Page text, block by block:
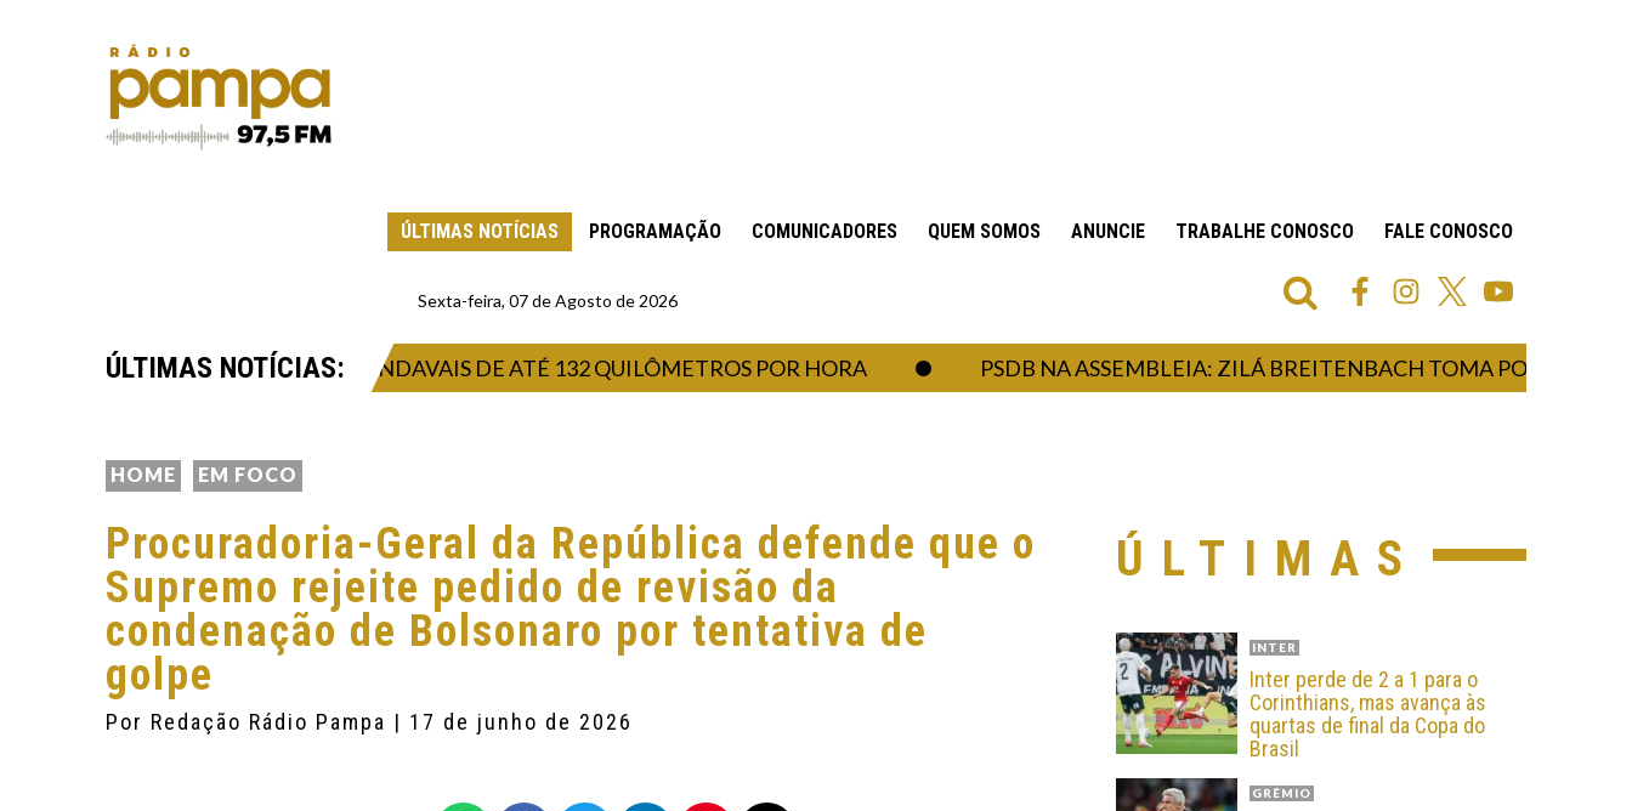
ÚLTIMAS NOTÍCIAS PROGRAMAÇÃO COMUNICADORES QUEM SOMOS ANUNCIE TRABALHE CONOSCO FALE CONOSCO
Sexta-feira, 07 de Agosto de 2026
ÚLTIMAS NOTÍCIAS:
TEMPORAL INTENSO E VENDAVAIS DE ATÉ 132 QUILÔMETROS POR HORA PSDB NA ASSEMBLEIA: ZILÁ BREITENBACH TOMA POSSE COMO
HOME EM FOCO
Procuradoria-Geral da República defende que o
Supremo rejeite pedido de revisão da
condenação de Bolsonaro por tentativa de
golpe
Por Redação Rádio Pampa | 17 de junho de 2026
ÚLTIMAS
INTER
Inter perde de 2 a 1 para o
Corinthians, mas avança às
quartas de final da Copa do
Brasil
GRÊMIO